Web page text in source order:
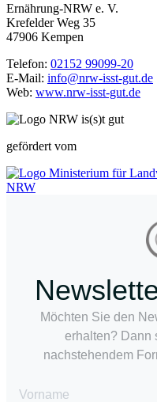
Ernährung-NRW e. V.
Krefelder Weg 35
47906 Kempen
Telefon: 02152 99099-20
E-Mail: info@nrw-isst-gut.de
Web: www.nrw-isst-gut.de
gefördert vom
Möchten Sie den
erhalten? Dann
nachstehendem
Vorname